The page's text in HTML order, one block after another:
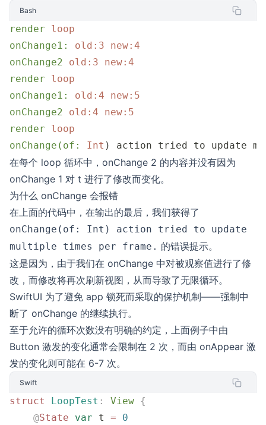
Bash
render loop
onChange1:
old:3 new:4
onChange2 old:3 new:4
render loop
onChange1:
old:4 new:5
onChange2 old:4 new:5
render loop
onChange(of:
Int ) action tried to update
在每个 loop 循环中，onChange 2 的内容并没有因为
onChange 1 对 t 进行了修改而变化。
为什么 onChange 会报错
在上面的代码中，在输出的最后，我们获得了
onChange(of: Int) action tried to update
multiple times per frame. 的错误提示。
这是因为，由于我们在 onChange 中对被观察值进行了修
改，而修改将再次刷新视图，从而导致了无限循环。
SwiftUI 为了避免 app 锁死而采取的保护机制——强制中
断了 onChange 的继续执行。
至于允许的循环次数没有明确的约定，上面例子中由
Button 激发的变化通常会限制在 2 次，而由 onAppear 激
发的变化则可能在 6-7 次。
Swift
struct LoopTest : View {
    @
State var t = 0